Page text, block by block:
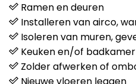
Ramen en deuren
Installeren van airco,
Isoleren van muren,
Keuken en/of
Zolder afwerken of